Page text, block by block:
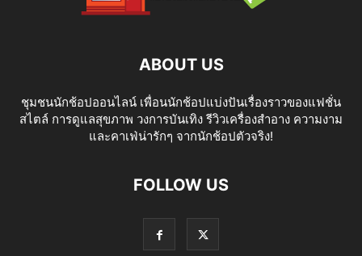
ABOUT US
ชุมชนนักช้อปออนไลน์ เพื่อนนักช้อปแบ่งปันเรื่องราวของแฟชั่น
สไตล์ การดูแลสุขภาพ วงการบันเทิง รีวิวเครื่องสำอาง ความงาม
และคาเฟ่น่ารักๆ จากนักช้อปตัวจริง!
FOLLOW US